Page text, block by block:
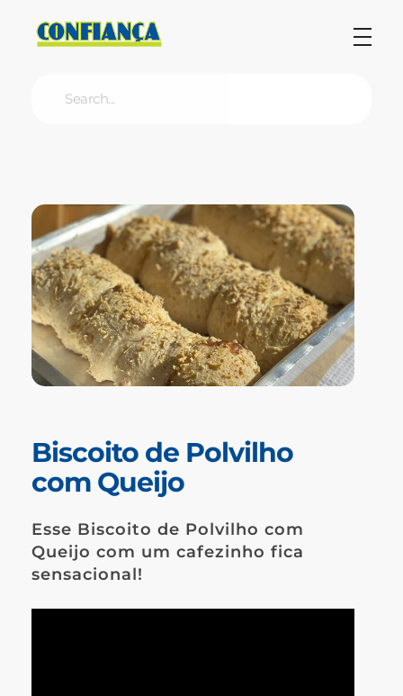
Biscoito de Polvilho
com Queijo
Esse Biscoito de Polvilho com
Queijo com um cafezinho fica
sensacional!